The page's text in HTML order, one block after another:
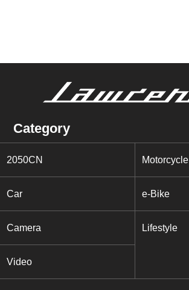
Category
2050CN Motorcycle
Car e-Bike
Camera Lifestyle
Video